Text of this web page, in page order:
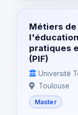
Métiers
pratiques
(PIF)
Université
Toulouse
Master